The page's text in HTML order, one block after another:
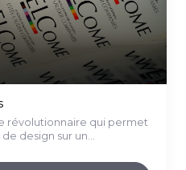
révolutionnaire qui permet
design sur un...